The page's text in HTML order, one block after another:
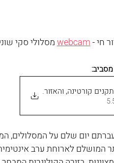
חי - webcam מסלולי סקי
קורטינה, והאזור.
יום שלם על המסלולים,
לארוחת ערב אינטימית